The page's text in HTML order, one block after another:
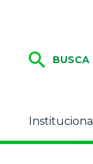
BUSCA
Institucional